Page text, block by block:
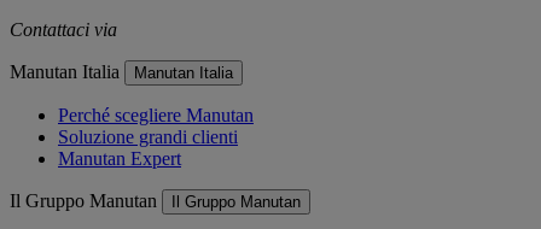
Contattaci via
Manutan Italia Manutan Italia
Perché scegliere Manutan
Soluzione grandi clienti
Manutan Expert
Il Gruppo Manutan Il Gruppo Manutan